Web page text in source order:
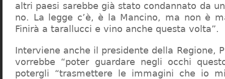
altri paesi sarebbe già stato condannato da
no. La legge c’è, è la Mancino, ma non è
Finirà a tarallucci e vino anche questa volta”.
Interviene anche il presidente della Regione,
vorrebbe “poter guardare negli occhi
potergli “trasmettere le immagini che io